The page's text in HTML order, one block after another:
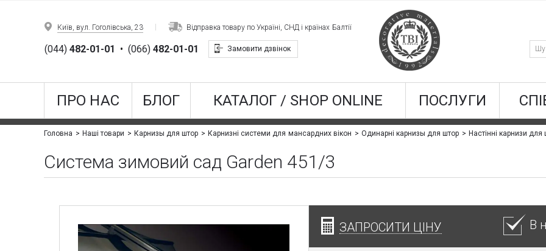
Київ, вул. Гоголівська, 23 Відправка товару по Україні, СНД і країнах Балтії
(044)482-01-01 • (066)482-01-01 Замовити дзвінок
ПРО НАС БЛОГ КАТАЛОГ / SHOP ONLINE ПОСЛУГИ
Головна Наші товари Карнизы для штор Карнизні системи для мансардних вікон Одинарні карнизы для штор Настінні карнизи для
Система зимовий сад Garden 451/3
ЗАПРОСИТИ ЦІНУ В